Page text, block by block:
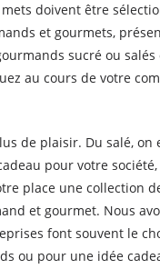
doivent être
et gourmets,
sucré ou salés
au cours de votre
de plaisir. Du salé, on
pour votre
place une collection
et gourmet. Nous
font souvent le
ou pour une idée